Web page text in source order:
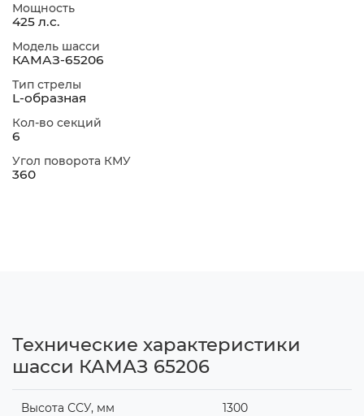
Мощность
425 л.с.
Модель шасси
КАМАЗ-65206
Тип стрелы
L-образная
Кол-во секций
6
Угол поворота КМУ
360
Технические характеристики
шасси КАМАЗ 65206
Высота ССУ, мм 1300